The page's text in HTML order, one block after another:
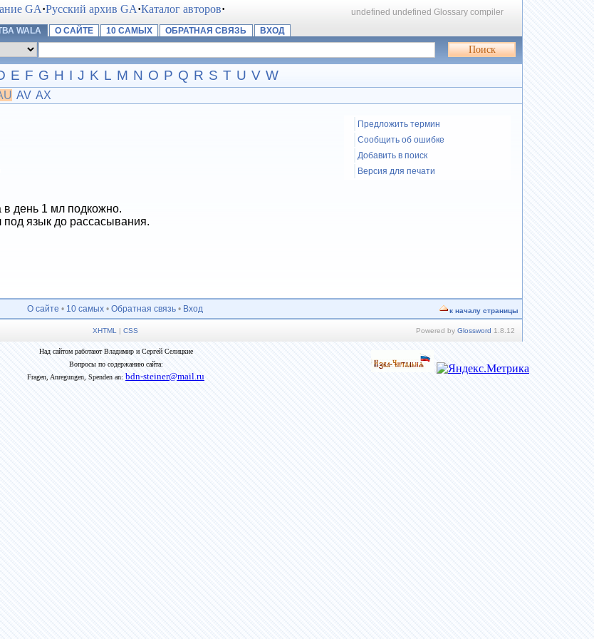
GA·Русский архив GA·Каталог авторов· undefined undefined Glossary compiler
WALA О САЙТЕ 10 САМЫХ ОБРАТНАЯ СВЯЗЬ ВХОД
E F G H I J K L M N O P Q R S T U V W
AV AX
Предложить термин
Сообщить об ошибке
Добавить в поиск
Версия для печати
в день 1 мл подкожно.
язык до рассасывания.
О сайте • 10 самых •Обратная связь • Вход к началу страницы
XHTML | CSS Powered by Glossword 1.8.12
Над сайтом работают Владимир и Сергей Селицкие
Вопросы по содержанию сайта:
Fragen, Anregungen, Spenden an:bdn-steiner@mail.ru